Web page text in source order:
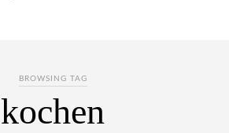
BROWSING TAG
kochen